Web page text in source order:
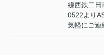
線西鉄二日
0522より
気軽にご連